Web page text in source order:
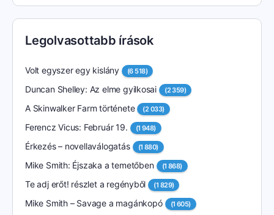
Legolvasottabb írások
Volt egyszer egy kislány (6 518)
Duncan Shelley: Az elme gyilkosai (2 359)
A Skinwalker Farm története (2 033)
Ferencz Vicus: Február 19. (1 948)
Érkezés – novellaválogatás (1 880)
Mike Smith: Éjszaka a temetőben (1 868)
Te adj erőt! részlet a regényből (1 829)
Mike Smith – Savage a magánkopó (1 605)